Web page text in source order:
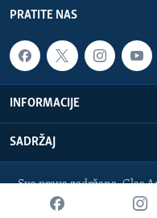
PRATITE NAS
INFORMACIJE
SADRŽAJ
Sva prava zadržana. Glas
bosnian-